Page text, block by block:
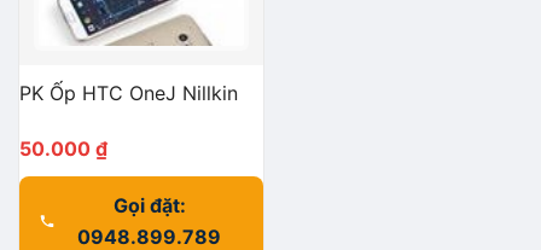
PK Ốp HTC OneJ Nillkin
50.000 ₫
Gọi đặt:
0948.899.789